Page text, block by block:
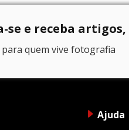
se e receba
quem vive fotografia
Ajuda